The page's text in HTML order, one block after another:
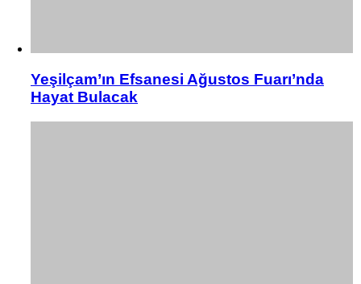
Yeşilçam’ın Efsanesi Ağustos Fuarı’nda
Hayat Bulacak